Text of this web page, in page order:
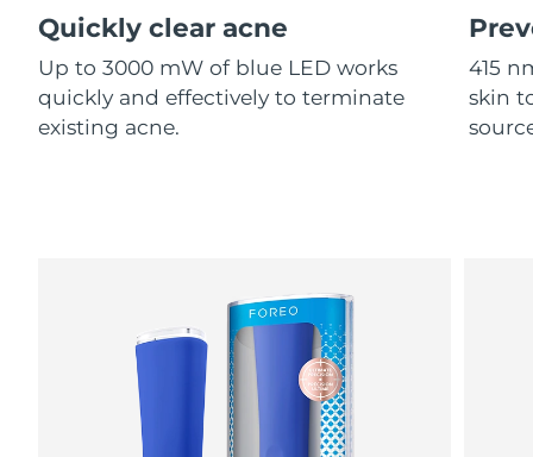
Quickly clear acne
Up to 3000 mW of blue LED works
quickly and effectively to terminate
existing acne.
415
skin
Travel-friendly IPL hair removal
Firming body serum
ESPADA™ 2
Acne treatment device
ESPADA™ 设备
All acne treatment devices
IRIS™ 2
Rejuvenating eye massager
眼部护理设备
All revitalizing eye massagers
毛孔护理
KIWI™ derma
Diamond microdermabrasion .
KIWI™ 皮肤护理
Advanced pore care essentials
LUNA™ 4 hair
2-in-1 LED scalp massager
LUNA™ Dual-Peptide Scalp
Serum
For healthy hair
NEW
issa™ Teeth Whitening Gel
18% PAP
男士
中国香港特别行政区 8/11/26
匈牙利 预计送达日期 8/10/26
预计送达日期
预计送达日期